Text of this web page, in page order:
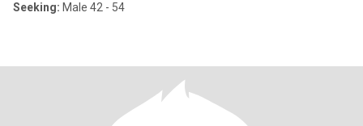
Seeking: Male 42 - 54